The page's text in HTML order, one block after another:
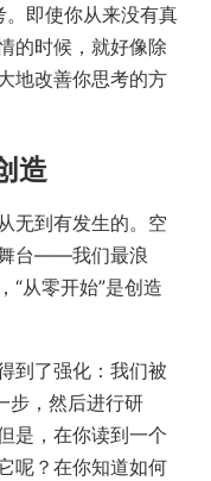
即使你从来没有真
的时候，就好像除
地改善你思考的方
造
无到有发生的。空
舞台——我们最浪
“从零开始”是创造
到了强化：我们被
步，然后进行研
是，在你读到一个
呢？在你知道如何